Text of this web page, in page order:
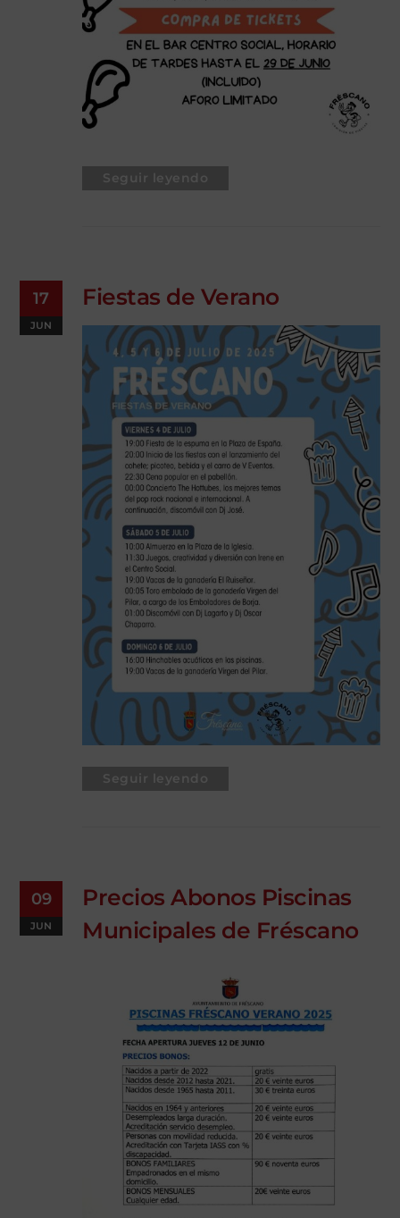
Seguir leyendo
17
JUN
Fiestas de Verano
Seguir leyendo
09
JUN
Precios Abonos Piscinas
Municipales de Fréscano